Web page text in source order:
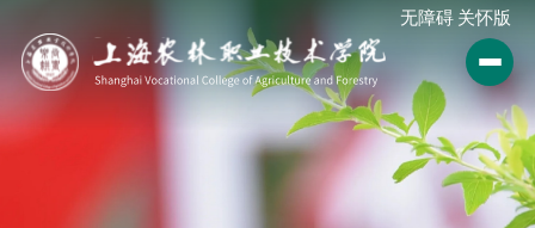
无障碍 关怀版